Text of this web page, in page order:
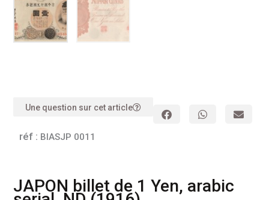
Une question sur cet article
réf : BIASJP 0011
JAPON billet de 1 Yen, arabic